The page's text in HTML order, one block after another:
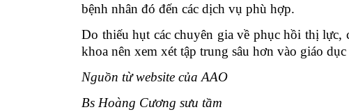
bệnh nhân đó đến các dịch vụ phù hợp.
Do thiếu hụt các chuyên gia về phục hồi thị lực,
khoa nên xem xét tập trung sâu hơn vào giáo
Nguồn từ website của AAO
Bs Hoàng Cương sưu tầm